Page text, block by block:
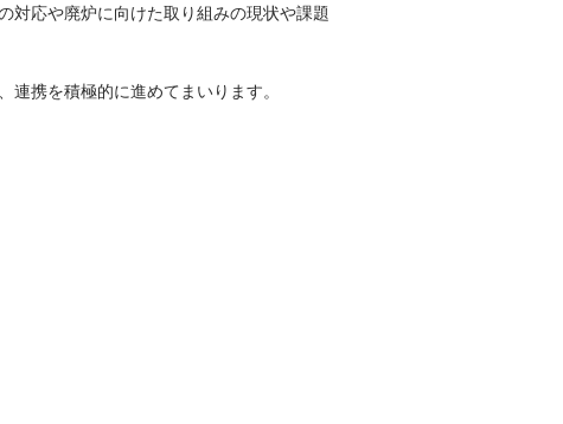
対応や廃炉に向けた取り組みの現状や課題
携を積極的に進めてまいります。